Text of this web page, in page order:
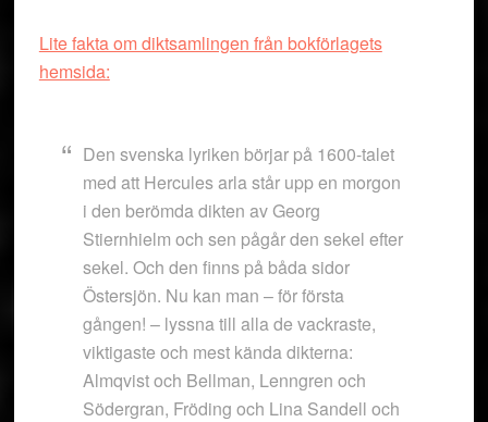
Lite fakta om diktsamlingen från bokförlagets
hemsida:
Den svenska lyriken börjar på 1600-talet
med att Hercules arla står upp en morgon
i den berömda dikten av Georg
Stiernhielm och sen pågår den sekel efter
sekel. Och den finns på båda sidor
Östersjön. Nu kan man – för första
gången! – lyssna till alla de vackraste,
viktigaste och mest kända dikterna:
Almqvist och Bellman, Lenngren och
Södergran, Fröding och Lina Sandell och